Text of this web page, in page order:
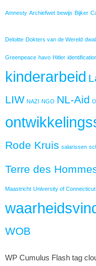
Amnesty Archiefwet bewijs Bijker
Deloitte Dokters van de Wereld
Greenpeace havo Hitler
kinderarbeid
LIW NAZI NGO NL-Aid
Rode Kruis salarissen
Terre des
Maastricht University of Connecticut
WOB
WP Cumulus Flash tag